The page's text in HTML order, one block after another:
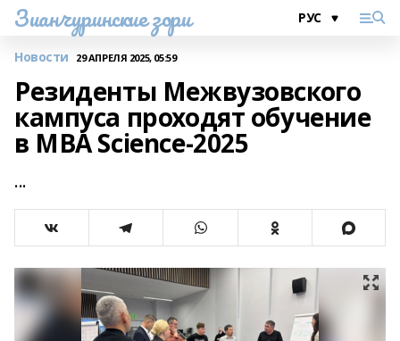
Зианчуринские зори
Новости 29 АПРЕЛЯ 2025, 05:59
Резиденты Межвузовского
кампуса проходят обучение
в MBA Science-2025
...